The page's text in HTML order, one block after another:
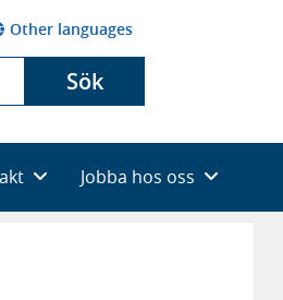
Other languages
Sök
Jobba hos oss